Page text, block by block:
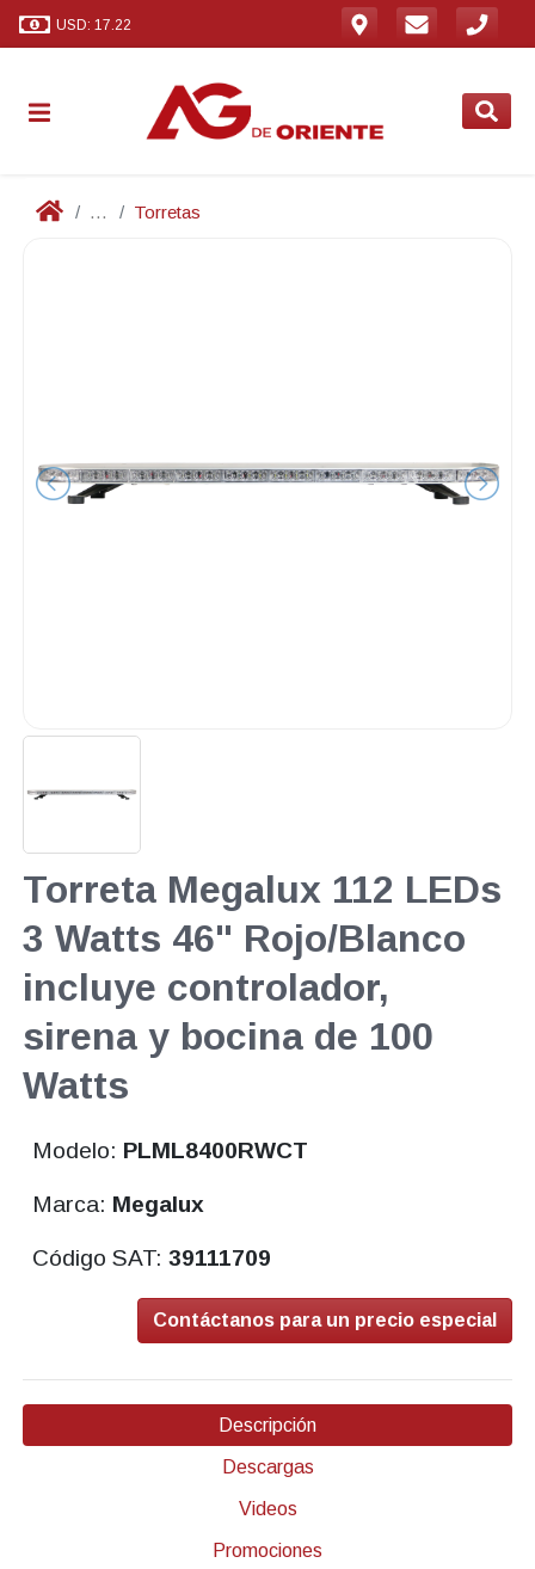
USD: 17.22
... Torretas
Torreta Megalux 112 LEDs
3 Watts 46" Rojo/Blanco
incluye controlador,
sirena y bocina de 100
Watts
Modelo: PLML8400RWCT
Marca: Megalux
Código SAT:39111709
Contáctanos para un precio especial
Descripción
Descargas
Videos
Promociones